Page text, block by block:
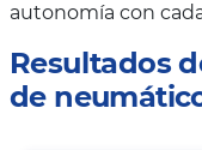
autonomía con
Resultados
de